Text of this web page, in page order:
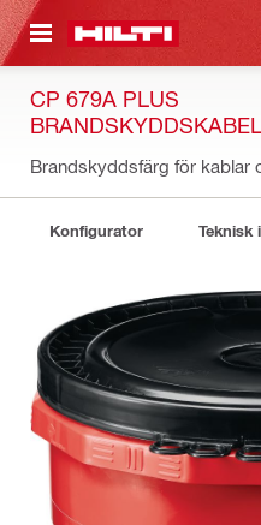
GÅ TILL HUVUDSIDAN
CP 679A PLUS
Brandskyddsfärg för kablar
Konfigurator Teknisk